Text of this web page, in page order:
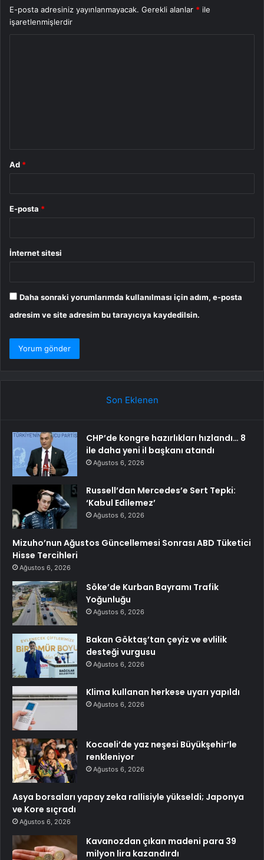
E-posta adresiniz yayınlanmayacak. Gerekli alanlar * ile
işaretlenmişlerdir
Ad *
E-posta *
İnternet sitesi
Daha sonraki yorumlarımda kullanılması için adım, e-posta
adresim ve site adresim bu tarayıcıya kaydedilsin.
Son Eklenen
CHP’de kongre hazırlıkları hızlandı… 8
ile daha yeni il başkanı atandı
Ağustos 6, 2026
Russell’dan Mercedes’e Sert Tepki:
‘Kabul Edilemez’
Ağustos 6, 2026
Mizuho’nun Ağustos Güncellemesi Sonrası ABD Tüketici
Hisse Tercihleri
Ağustos 6, 2026
Söke’de Kurban Bayramı Trafik
Yoğunluğu
Ağustos 6, 2026
Bakan Göktaş’tan çeyiz ve evlilik
desteği vurgusu
Ağustos 6, 2026
Klima kullanan herkese uyarı yapıldı
Ağustos 6, 2026
Kocaeli’de yaz neşesi Büyükşehir’le
renkleniyor
Ağustos 6, 2026
Asya borsaları yapay zeka rallisiyle yükseldi; Japonya
ve Kore sıçradı
Ağustos 6, 2026
Kavanozdan çıkan madeni para 39
milyon lira kazandırdı